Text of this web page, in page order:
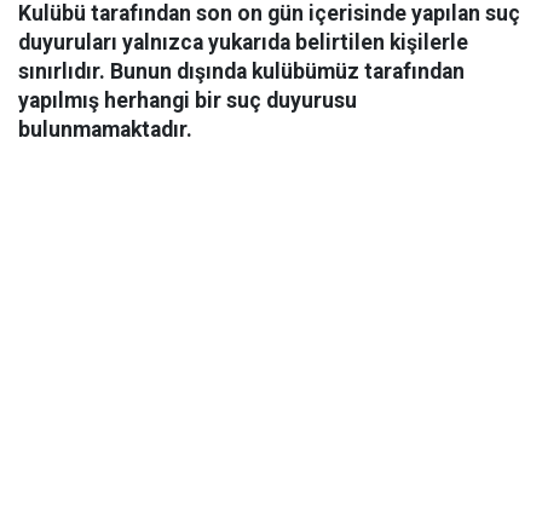
Kulübü tarafından son on gün içerisinde yapılan suç
duyuruları yalnızca yukarıda belirtilen kişilerle
sınırlıdır. Bunun dışında kulübümüz tarafından
yapılmış herhangi bir suç duyurusu
bulunmamaktadır.